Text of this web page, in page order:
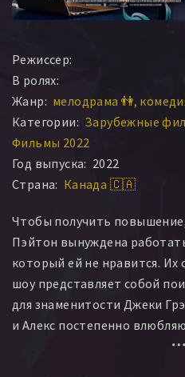
Режиссер:
В ролях:
Жанр: мелодрама 👫
Категории: Зарубежные
Фильмы 2022
Год выпуска: 2022
Страна: Канада 🇨🇦
Чтобы получить
Пэйтон вынуждена
который ей не нравится. Их
шоу представляет собой
для знаменитости Джеки
и Алекс постепенно